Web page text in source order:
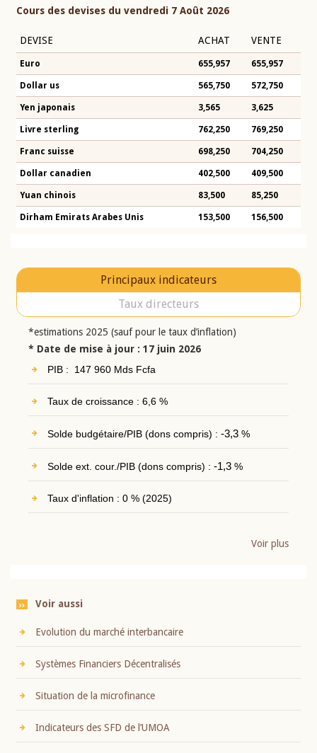
Cours des devises du vendredi 7 Août 2026
DEVISE ACHAT VENTE
Euro 655,957 655,957
Dollar us 565,750 572,750
Yen japonais 3,565 3,625
Livre sterling 762,250 769,250
Franc suisse 698,250 704,250
Dollar canadien 402,500 409,500
Yuan chinois 83,500 85,250
Dirham Emirats Arabes Unis 153,500 156,500
Principaux indicateurs
Taux directeurs
*estimations 2025 (sauf pour le taux d’inflation)
* Date de mise à jour : 17 juin 2026
PIB : 147 960 Mds Fcfa
Taux de croissance : 6,6 %
Solde budgétaire/PIB (dons compris) : -3,3%
Solde ext. cour./PIB (dons compris) : -1,3%
Taux d'inflation : 0 % (2025)
Voir plus
Voir aussi
Evolution du marché interbancaire
Systèmes Financiers Décentralisés
Situation de la microfinance
Indicateurs des SFD de l’UMOA